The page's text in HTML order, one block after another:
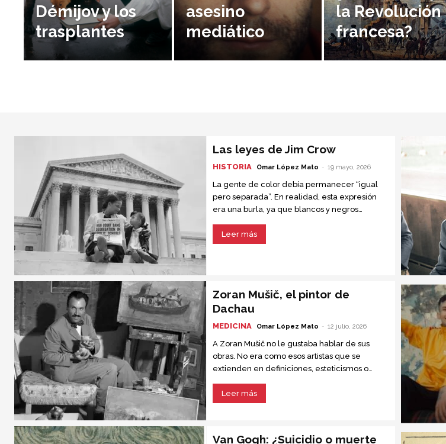
Démijov y los
trasplantes
asesino
mediático
la Revolución
francesa?
Las leyes de Jim Crow
HISTORIA Omar López Mato - 19 mayo, 2026
La gente de color debía permanecer “igual
pero separada”. En realidad, esta expresión
era una burla, ya que blancos y negros
Leer más
Zoran Mušič, el pintor de
Dachau
MEDICINA Omar López Mato - 12 julio, 2026
A Zoran Mušič no le gustaba hablar de sus
obras. No era como esos artistas que se
extienden en definiciones, esteticismos o
simples y frescas....
Leer más
Van Gogh: ¿Suicidio o muerte